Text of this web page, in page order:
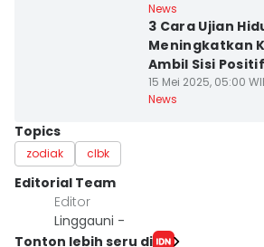
News
3 Cara Ujian
Meningkatkan
Ambil Sisi
15 Mei 2025, 05:00
News
Topics
zodiak clbk
Editorial Team
Editor
Linggauni -
Tonton lebih seru di